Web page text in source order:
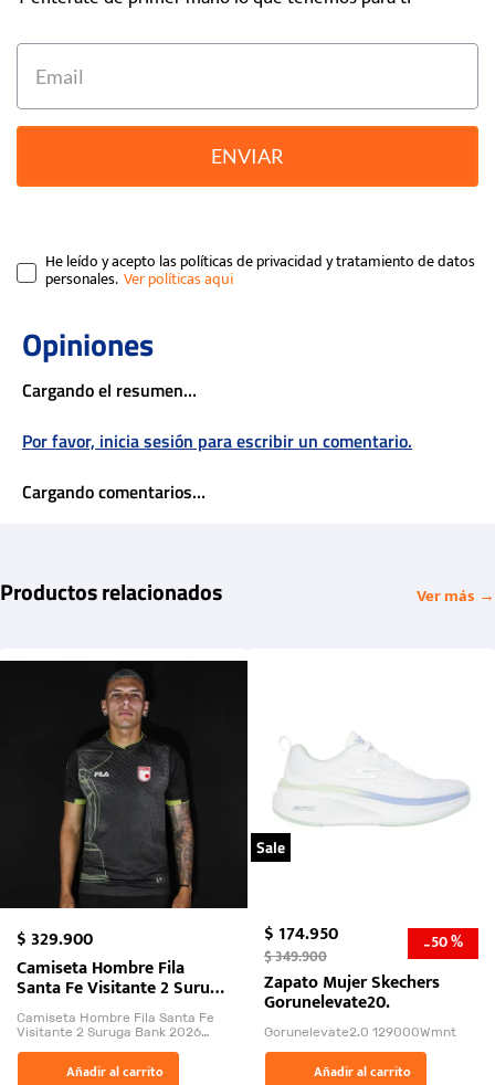
ENVIAR
He leído y acepto las políticas de privacidad y tratamiento de datos
personales.
Cargando el resumen…
Por favor, inicia sesión para escribir un comentario.
Cargando comentarios…
Productos relacionados Ver más →
$329.900
Camiseta Hombre Fila
Santa Fe Visitante 2 Suruga
Bank 2026
Camiseta Hombre Fila Santa Fe
Visitante 2 Suruga Bank 2026
El Rugido del Sol Naciente:
“Primeros para la Et...
Añadir al carrito
Sale
$174.950
$349.900 -50 %
Zapato Mujer Skechers
Gorunelevate20.
Gorunelevate2.0 129000Wmnt
Añadir al carrito